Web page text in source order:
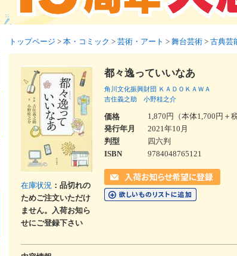
トップページ > 本・コミック > 芸術・アート > 舞台芸術 > 古典芸
在庫状況 ：品切れの
ためご注文いただけ
ません。入荷お知ら
せにご登録下さい
都々逸っていいなあ
角川文化振興財団 ＫＡＤＯＫＡＷＡ
吉住義之助
小野桂之介
価格
1,870円（本体1,700円＋税
発行年月
2021年10月
判型
四六判
ISBN
9784048765121